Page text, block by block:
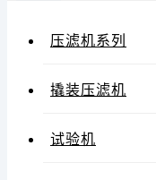
压滤机系列
撬装压滤机
试验机